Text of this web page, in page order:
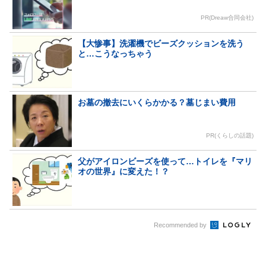
PR(Dreaw合同会社)
【大惨事】洗濯機でビーズクッションを洗う
と…こうなっちゃう
お墓の撤去にいくらかかる？墓じまい費用
PR(くらしの話題)
父がアイロンビーズを使って…トイレを『マリ
オの世界』に変えた！？
Recommended by